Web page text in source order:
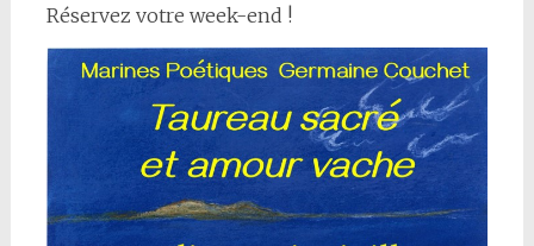
Réservez votre week-end !